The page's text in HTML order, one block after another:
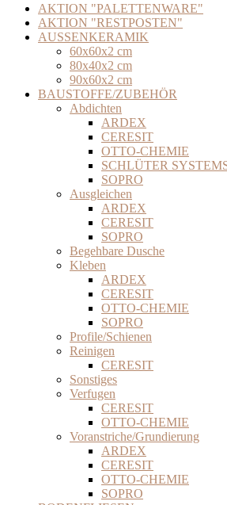
AKTION "PALETTENWARE"
AKTION "RESTPOSTEN"
AUSSENKERAMIK
60x60x2 cm
80x40x2 cm
90x60x2 cm
BAUSTOFFE/ZUBEHÖR
Abdichten
ARDEX
CERESIT
OTTO-CHEMIE
SCHLÜTER
SOPRO
Ausgleichen
ARDEX
CERESIT
SOPRO
Begehbare Dusche
Kleben
ARDEX
CERESIT
OTTO-CHEMIE
SOPRO
Profile/Schienen
Reinigen
CERESIT
Sonstiges
Verfugen
CERESIT
OTTO-CHEMIE
Voranstriche/Grundierung
ARDEX
CERESIT
OTTO-CHEMIE
SOPRO